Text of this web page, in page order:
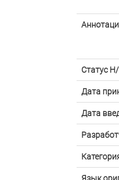
Статус
Дата
Дата